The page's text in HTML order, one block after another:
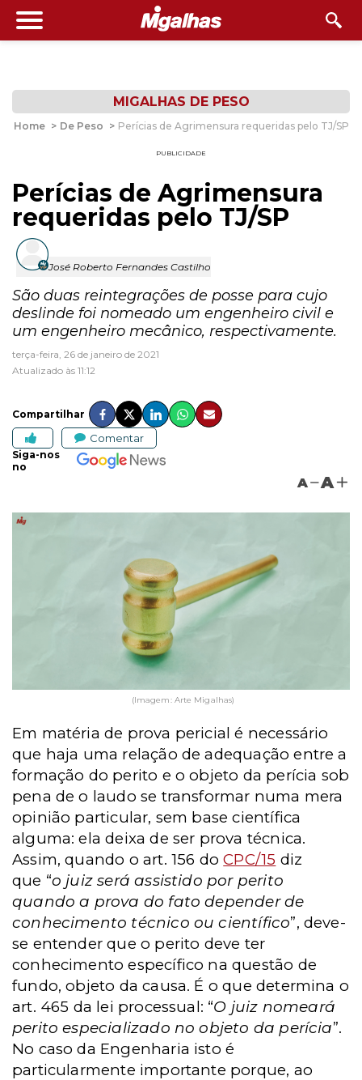
MIGALHAS DE PESO
Home > De Peso > Perícias de Agrimensura requeridas pelo TJ/SP
PUBLICIDADE
Perícias de Agrimensura
requeridas pelo TJ/SP
José Roberto Fernandes Castilho
São duas reintegrações de posse para cujo
deslinde foi nomeado um engenheiro civil e
um engenheiro mecânico, respectivamente.
terça-feira, 26 de janeiro de 2021
Atualizado às 11:12
Compartilhar
Comentar
Siga-nos
no
A A
(Imagem: Arte Migalhas)
Em matéria de prova pericial é necessário
que haja uma relação de adequação entre a
formação do perito e o objeto da perícia sob
pena de o laudo se transformar numa mera
opinião particular, sem base científica
alguma: ela deixa de ser prova técnica.
Assim, quando o art. 156 doCPC/15 diz
que “o juiz será assistido por perito
quando a prova do fato depender de
conhecimento técnico ou científico”, deve-
se entender que o perito deve ter
conhecimento específico na questão de
fundo, objeto da causa. É o que determina o
art. 465 da lei processual: “O juiz nomeará
perito especializado no objeto da perícia”.
No caso da Engenharia isto é
particularmente importante porque, ao